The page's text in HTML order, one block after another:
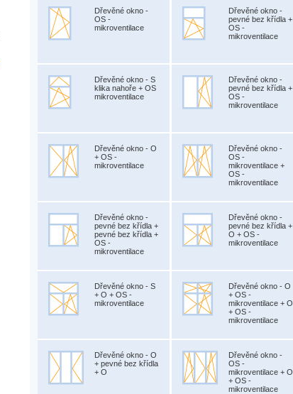
Dřevěné okno -
OS -
mikroventilace
Dřevěné okno -
pevné bez křídla +
OS -
mikroventilace
Dřevěné okno - S
klika nahoře + OS
mikroventilace
Dřevěné okno -
pevné bez křídla +
OS -
mikroventilace
Dřevěné okno - O
+ OS -
mikroventilace
Dřevěné okno -
OS -
mikroventilace +
OS -
mikroventilace
Dřevěné okno -
pevné bez křídla +
pevné bez křídla +
OS -
mikroventilace
Dřevěné okno -
pevné bez křídla +
O + OS -
mikroventilace
Dřevěné okno - S
+ O + OS -
mikroventilace
Dřevěné okno - O
+ OS -
mikroventilace + O
+ OS -
mikroventilace
Dřevěné okno - O
+ pevné bez křídla
+ O
Dřevěné okno -
OS -
mikroventilace + O
+ OS -
mikroventilace